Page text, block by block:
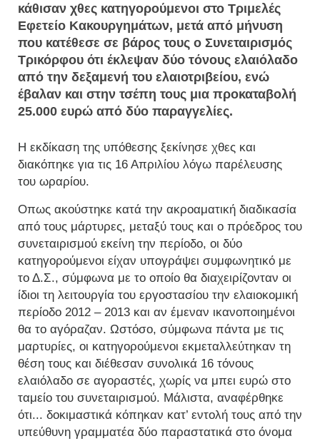
κάθισαν χθες κατηγορούμενοι στο Τριμελές
Εφετείο Κακουργημάτων, μετά από μήνυση
που κατέθεσε σε βάρος τους ο Συνεταιρισμός
Τρικόρφου ότι έκλεψαν δύο τόνους ελαιόλαδο
από την δεξαμενή του ελαιοτριβείου, ενώ
έβαλαν και στην τσέπη τους μια προκαταβολή
25.000 ευρώ από δύο παραγγελίες.
Η εκδίκαση της υπόθεσης ξεκίνησε χθες και
διακόπηκε για τις 16 Απριλίου λόγω παρέλευσης
του ωραρίου.
Οπως ακούστηκε κατά την ακροαματική διαδικασία
από τους μάρτυρες, μεταξύ τους και ο πρόεδρος του
συνεταιρισμού εκείνη την περίοδο, οι δύο
κατηγορούμενοι είχαν υπογράψει συμφωνητικό με
το Δ.Σ., σύμφωνα με το οποίο θα διαχειρίζονταν οι
ίδιοι τη λειτουργία του εργοστασίου την ελαιοκομική
περίοδο 2012 – 2013 και αν έμεναν ικανοποιημένοι
θα το αγόραζαν. Ωστόσο, σύμφωνα πάντα με τις
μαρτυρίες, οι κατηγορούμενοι εκμεταλλεύτηκαν τη
θέση τους και διέθεσαν συνολικά 16 τόνους
ελαιόλαδο σε αγοραστές, χωρίς να μπει ευρώ στο
ταμείο του συνεταιρισμού. Μάλιστα, αναφέρθηκε
ότι... δοκιμαστικά κόπηκαν κατ’ εντολή τους από την
υπεύθυνη γραμματέα δύο παραστατικά στο όνομα